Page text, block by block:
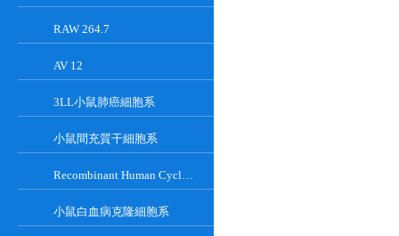
RAW 264.7
AV 12
3LL小鼠肺癌細胞系
小鼠間充質干細胞系
Recombinant Human Cyclin-Dependent Kinase Inhibitor 2A
小鼠白血病克隆細胞系